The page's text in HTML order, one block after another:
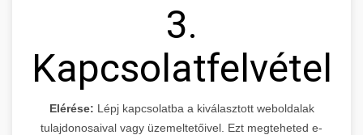
3.
Kapcsolatfelvétel
Elérése: Lépj kapcsolatba a kiválasztott weboldalak
tulajdonosaival vagy üzemeltetőivel. Ezt megteheted e-